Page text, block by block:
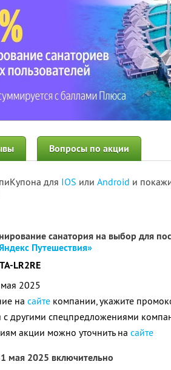
Вопросы по акции
для IOS или Android и
санатория на выбор для
Путешествия»
LR2RE
2025
на сайте компании, укажите
с другими спецпредложениями
акции можно уточнить на сайте
мая 2025 включительно